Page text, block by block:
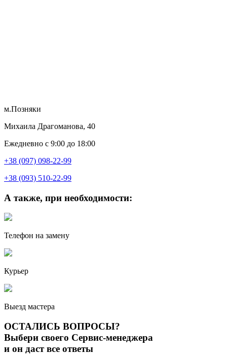
м.Позняки
Михаила Драгоманова, 40
Ежедневно с 9:00 до 18:00
+38 (097) 098-22-99
+38 (093) 510-22-99
А также, при необходимости:
Телефон на замену
Курьер
Выезд мастера
ОСТАЛИСЬ ВОПРОСЫ?
Выбери своего Сервис-менеджера
и он даст все ответы